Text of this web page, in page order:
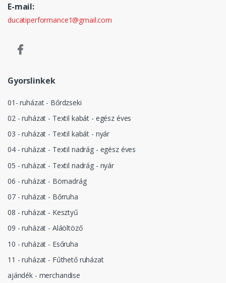
E-mail:
ducatiperformance1@gmail.com
Gyorslinkek
01- ruházat - Bőrdzseki
02 - ruházat - Textil kabát - egész éves
03 - ruházat - Textil kabát - nyár
04 - ruházat - Textil nadrág - egész éves
05 - ruházat - Textil nadrág - nyár
06 - ruházat - Börnadrág
07 - ruházat - Bőrruha
08 - ruházat - Kesztyű
09 - ruházat - Aláöltöző
10 - ruházat - Esőruha
11 - ruházat - Fűthető ruházat
ajándék - merchandise